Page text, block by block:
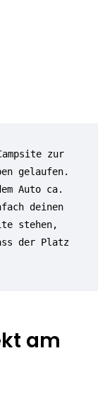
zur
gelaufen.
Auto ca.
deinen
stehen,
der Platz
am